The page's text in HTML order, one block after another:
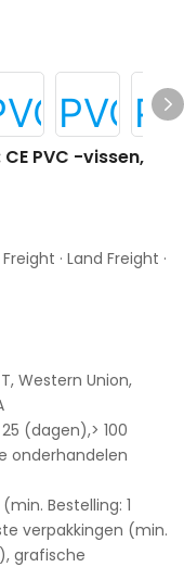
PVC -vissen,
· Land Freight ·
Western Union,
(dagen),> 100
onderhandelen
Bestelling: 1
verpakkingen (min.
grafische